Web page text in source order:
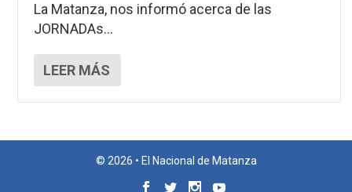
La Matanza, nos informó acerca de las
JORNADAs...
LEER MÁS
© 2026 • El Nacional de Matanza